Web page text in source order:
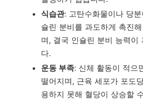
식습관: 고탄수화물이나 당
슐린 분비를 과도하게 촉진
며, 결국 인슐린 분비 능력이
다.
운동 부족: 신체 활동이 적으
떨어지며, 근육 세포가 포도
용하지 못해 혈당이 상승할